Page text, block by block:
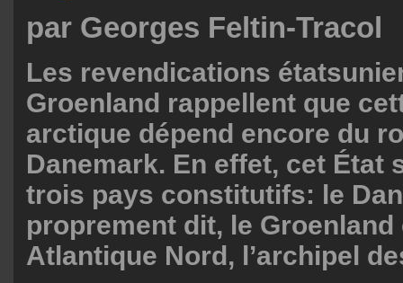
par Georges Feltin-Tracol
Les revendications
Groenland rappellent que
arctique dépend encore du
Danemark. En effet, cet État
trois pays constitutifs: le
proprement dit, le Groenland
Atlantique Nord, l’archipel